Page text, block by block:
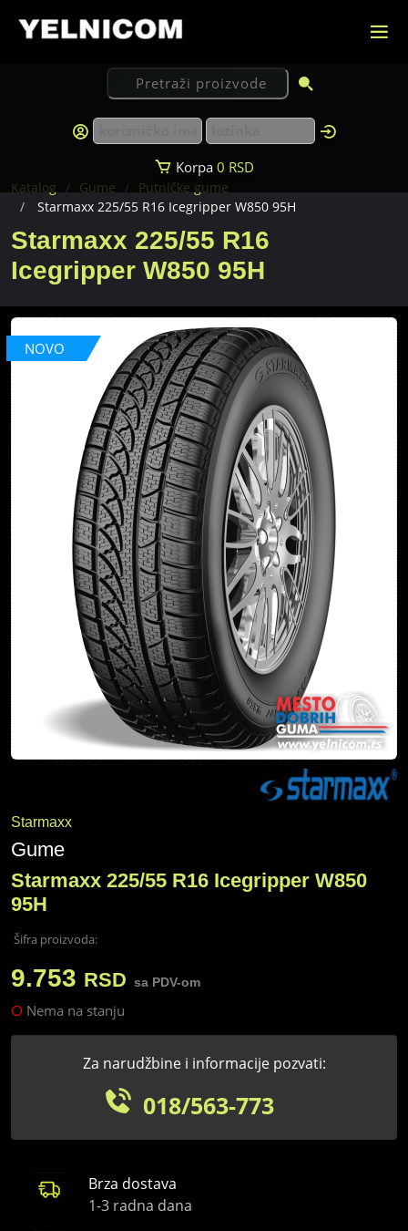
Korpa 0 RSD
Katalog Gume
Putničke gume
Starmaxx 225/55 R16 Icegripper W850 95H
Starmaxx 225/55 R16
Icegripper W850 95H
NOVO
Starmaxx
Gume
Starmaxx 225/55 R16 Icegripper W850
95H
Šifra proizvoda:
9.753 RSD sa PDV-om
Nema na stanju
Za narudžbine i informacije pozvati:
018/563-773
Brza dostava
1-3 radna dana